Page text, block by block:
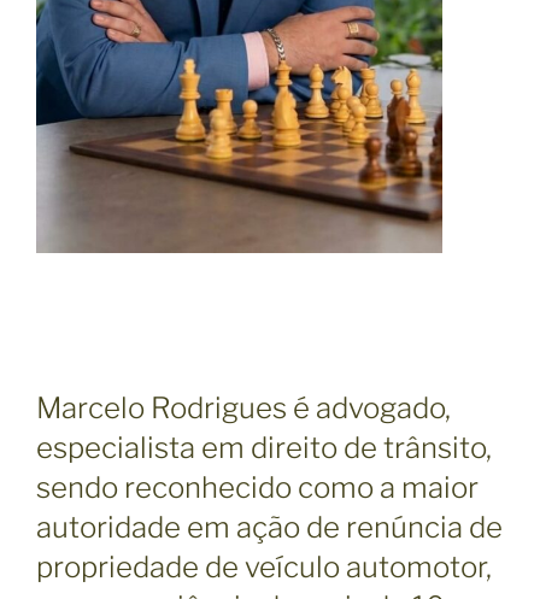
Marcelo Rodrigues é advogado,
especialista em direito de trânsito,
sendo reconhecido como a maior
autoridade em ação de renúncia de
propriedade de veículo automotor,